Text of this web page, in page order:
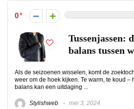
0
Tussenjassen:
balans tussen
Als de seizoenen wisselen, komt de
weer om de hoek kijken. Te warm, te koud –
balans kan een uitdaging ...
Stylishweb mei 3, 2024